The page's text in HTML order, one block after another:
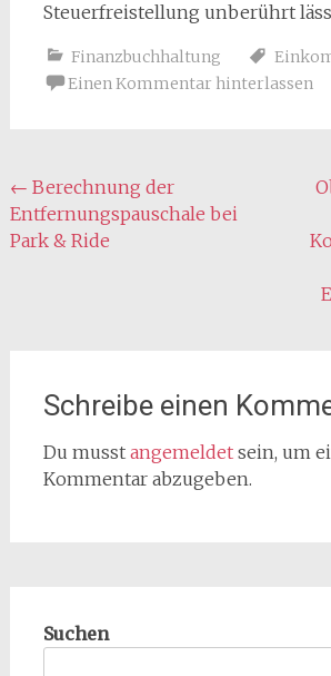
Steuerfreistellung unberührt
Finanzbuchhaltung
Einen Kommentar hinterlassen
Beitragsnavigation
← Berechnung der
Entfernungspauschale bei
Park & Ride
Schreibe einen
Du musst angemeldetsein, um
Kommentar abzugeben.
Suchen